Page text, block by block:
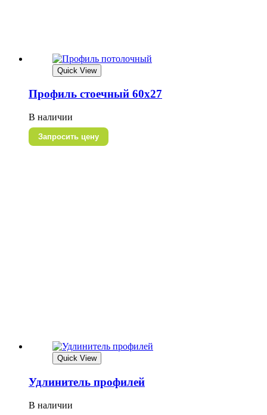
Quick View
Профиль стоечный 60х27
В наличии
Запросить цену
Quick View
Удлинитель профилей
В наличии